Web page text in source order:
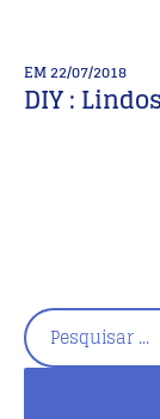
EM22/07/2018
DIY :